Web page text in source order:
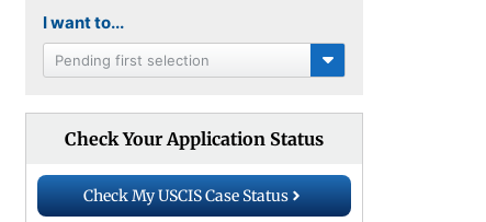
I want to...
Pending first selection
Check Your Application Status
Check My USCIS Case Status